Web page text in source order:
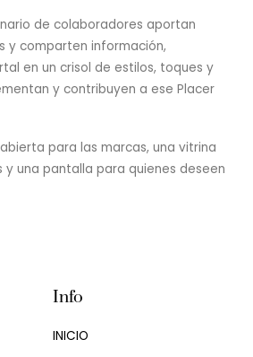
de colaboradores aportan
y comparten información,
en un crisol de estilos, toques y
y contribuyen a ese Placer
para las marcas, una vitrina
una pantalla para quienes deseen
Info
INICIO